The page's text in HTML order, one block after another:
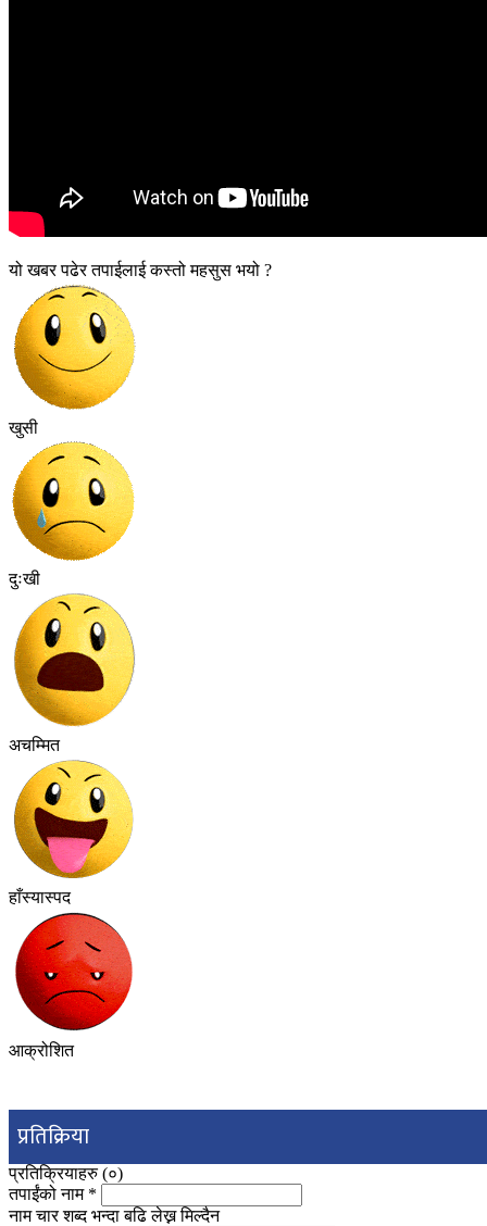
यो खबर पढेर तपाईलाई कस्तो महसुस भयो ?
खुसी
दुःखी
अचम्मित
हाँस्यास्पद
आक्रोशित
प्रतिक्रिया
प्रतिक्रियाहरु (०)
तपाईंको नाम *
नाम चार शब्द भन्दा बढि लेख्न मिल्दैन